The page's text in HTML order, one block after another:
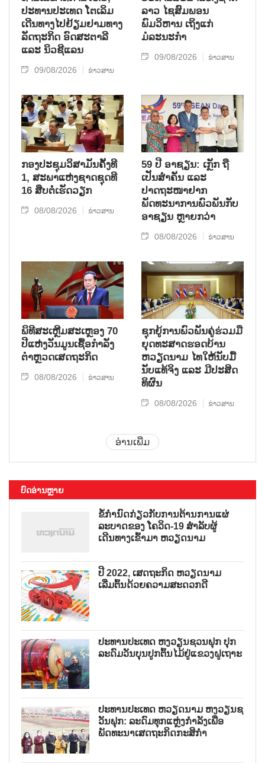
ປະທານປະເທດ ໂຕເລິມ
ເດີນທາງໄປຢ້ຽມຢາມທາງ
ລັດຖະກິດ ອົດສະຕາລີ
ແລະ ນິວຊີແລນ
09/08/2026 ຂ່າວສານ
ລາວ ໄຊສົມພອນ
ພົມວິຫານ ເຖິງແກ່
ມໍລະນະກຳ
09/08/2026 ຂ່າວສານ
ກອງປະຊຸມວິສາມັນຄັ້ງທີ
1, ສະພາແຫ່ງຊາດຊຸດທີ
16 ສືບຕໍ່ເຮັດວຽກ
08/08/2026 ຂ່າວສານ
59 ປີ ອາຊຽນ: ເກຼັກ ຖື
ເປັນສຳຄັນ ແລະ
ປາດຖະໜາຢາກ
ພັດທະນາການພົວພັນກັບ
ອາຊຽນ ຫຼາຍກວ່າ
08/08/2026 ຂ່າວສານ
ພິທີສະເຫຼີມສະເຫຼອງ 70
ປີແຫ່ງວັນມູນເຊື້ອກຳລັງ
ຕຳຫຼວດເສດຖະກິດ
08/08/2026 ຂ່າວສານ
ຊຸກ​ຍູ້​ການ​ພົວ​ພັນ​ຄູ່​ຮ່ວມ​ມື​
ຍຸດ​ທະ​ສາດ​ຮອດ​ບ້ານ
ຫວຽດ​ນາມ ໄທ​ໃຫ້​ນັບ​ມື້​
ນັບ​ແທ້​ຈິງ ແລະ ມີ​ປະ​ສິດ​
ທິ​ຜົນ
08/08/2026 ຂ່າວສານ
ອ່ານເພີ່ມ
ບົດອ່ານຫຼາຍ
ຂໍ້ກຳນົດກ່ຽວກັບການຕ້ານການແຜ່
ລະບາດຂອງ ໂຄວິດ-19 ສຳລັບຜູ້
ເດີນທາງເຂົ້າມາ ຫວຽດນາມ
ປີ 2022, ເສດຖະກິດ ຫວຽດນາມ
ເລີ່ມຕົ້ນດ້ວຍຄວາມສະດວກດີ
ປະທານປະເທດ ຫງວຽນຊວນຟຸກ ປຸກ
ລະດົມວັນບຸນປູກຕົ້ນໄມ້ຢູ່ແຂວງຝູເຖາະ
ປະທານປະເທດ ຫວຽດນາມ ຫງວຽນຊ
ວັນຟຸກ: ລະດົມທຸກແຫຼ່ງກຳລັງເພື່ອ
ພັດທະນາເສດຖະກິດກະສິກຳ